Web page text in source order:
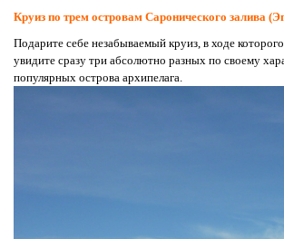
Круиз по трем островам Саронического залива
Подарите себе незабываемый круиз, в ходе
увидите сразу три абсолютно разных по своему
популярных острова архипелага.